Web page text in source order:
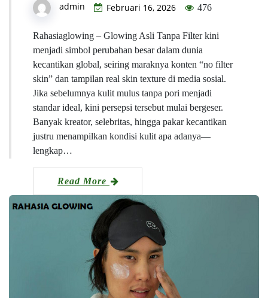
admin Februari 16, 2026 476
Rahasiaglowing – Glowing Asli Tanpa Filter kini
menjadi simbol perubahan besar dalam dunia
kecantikan global, seiring maraknya konten “no filter
skin” dan tampilan real skin texture di media sosial.
Jika sebelumnya kulit mulus tanpa pori menjadi
standar ideal, kini persepsi tersebut mulai bergeser.
Banyak kreator, selebritas, hingga pakar kecantikan
justru menampilkan kondisi kulit apa adanya—
lengkap…
Read More